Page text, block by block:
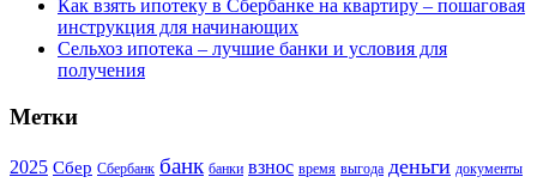
Как взять ипотеку в Сбербанке на квартиру – пошаговая
инструкция для начинающих
Сельхоз ипотека – лучшие банки и условия для
получения
Метки
2025 Сбер Сбербанк банк банки взнос время выгода деньги документы